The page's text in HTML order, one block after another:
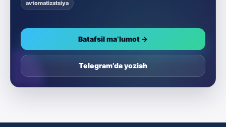
avtomatizatsiya
Batafsil ma’lumot →
Telegram’da yozish